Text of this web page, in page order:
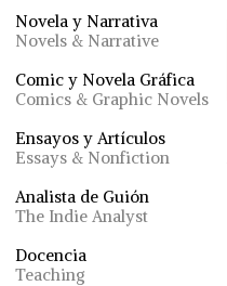
Novela y Narrativa
Novels & Narrative
Comic y Novela Gráfica
Comics & Graphic Novels
Ensayos y Artículos
Essays & Nonfiction
Analista de Guión
The Indie Analyst
Docencia
Teaching